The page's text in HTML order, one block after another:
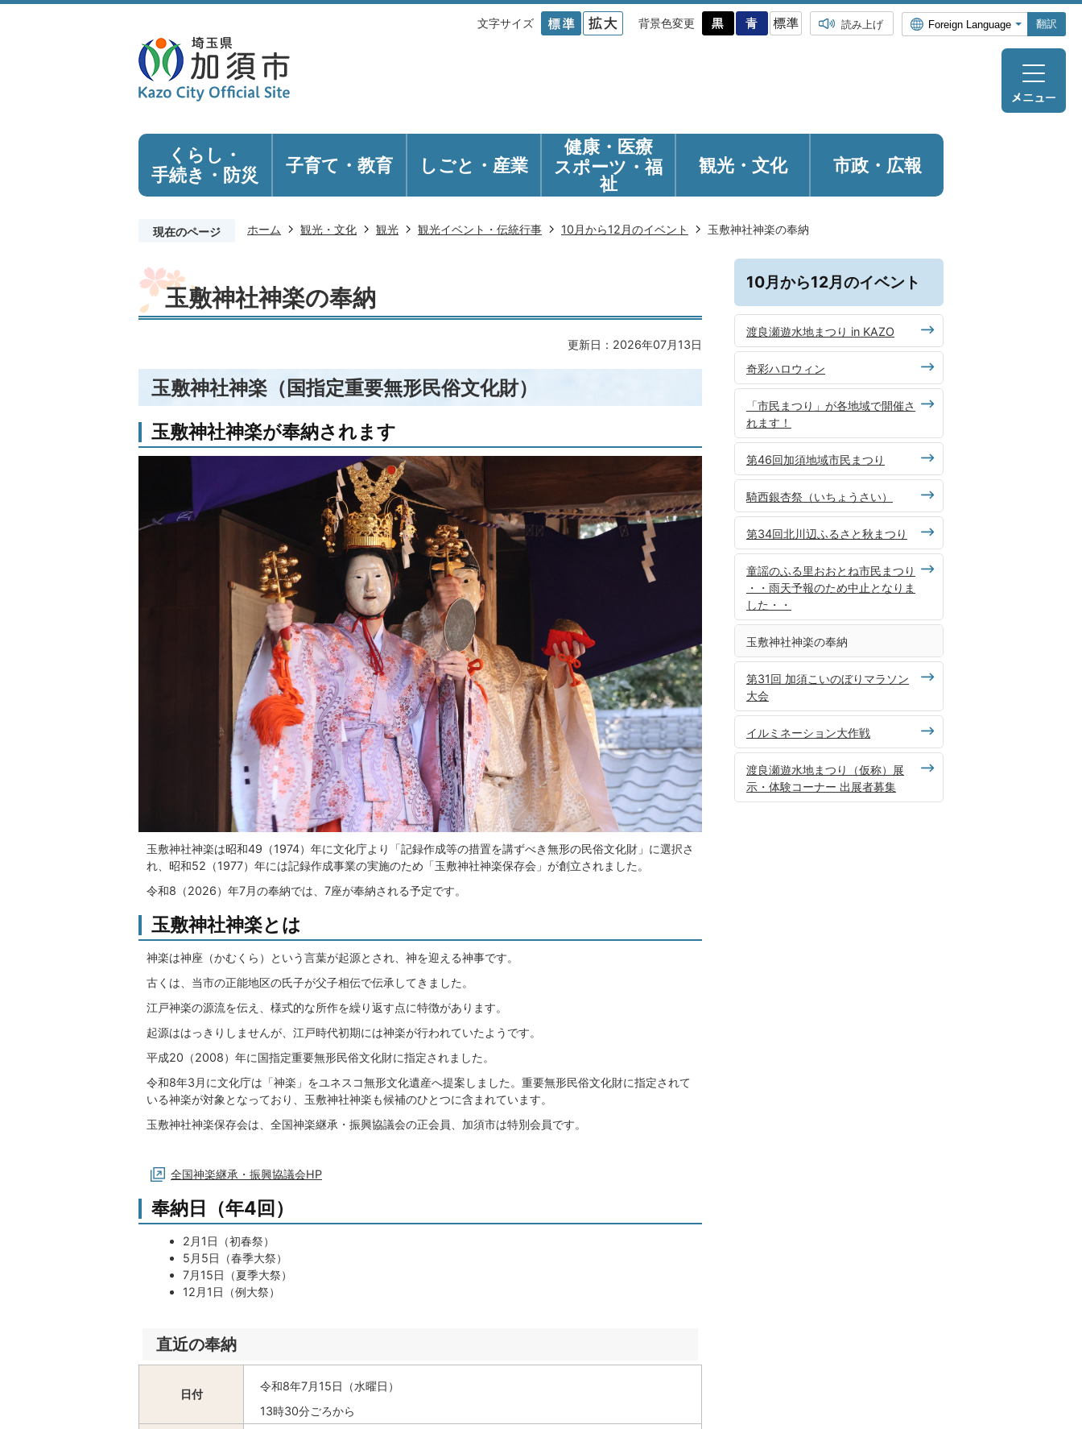
文字サイズ 背景色変更 読み上げ 翻訳
くらし・
手続き ・防災 子育て・教育 しごと・産業
健康・医療
スポーツ・福
祉
観光・ 文化 市政・広報
現在のページ ホーム 観光・文化 観光 観光イベント・伝統行事 10月から12月のイベント 玉敷神社神楽の奉納
玉敷神社神楽の奉納
更新日：2026年07月13日
玉敷神社神楽（国指定重要無形民俗文化財）
玉敷神社神楽が奉納されます
玉敷神社神楽は昭和49（1974）年に文化庁より「記録作成等の措置を講ずべき無形の民俗文化財」に選択さ
れ、昭和52（1977）年には記録作成事業の実施のため「玉敷神社神楽保存会」が創立されました。
令和8（2026）年7月の奉納では、7座が奉納される予定です。
玉敷神社神楽とは
神楽は神座（かむくら）という言葉が起源とされ、神を迎える神事です。
古くは、当市の正能地区の氏子が父子相伝で伝承してきました。
江戸神楽の源流を伝え、様式的な所作を繰り返す点に特徴があります。
起源ははっきりしませんが、江戸時代初期には神楽が行われていたようです。
平成20（2008）年に国指定重要無形民俗文化財に指定されました。
令和8年3月に文化庁は「神楽」をユネスコ無形文化遺産へ提案しました。重要無形民俗文化財に指定されて
いる神楽が対象となっており、玉敷神社神楽も候補のひとつに含まれています。
玉敷神社神楽保存会は、全国神楽継承・振興協議会の正会員、加須市は特別会員です。
全国神楽継承・振興協議会HP
奉納日（年4回）
2月1日（初春祭）
5月5日（春季大祭）
7月15日（夏季大祭）
12月1日（例大祭）
直近の奉納
日付
令和8年7月15日（水曜日）
13時30分ごろから
10月から12月のイベント
渡良瀬遊水地まつり in KAZO
奇彩ハロウィン
「市民まつり」が各地域で開催さ
れます！
第46回加須地域市民まつり
騎西銀杏祭（いちょうさい）
第34回北川辺ふるさと秋まつり
童謡のふる里おおとね市民まつり
・・雨天予報のため中止となりま
した・・
玉敷神社神楽の奉納
第31回 加須こいのぼりマラソン
大会
イルミネーション大作戦
渡良瀬遊水地まつり（仮称）展
示・体験コーナー 出展者募集